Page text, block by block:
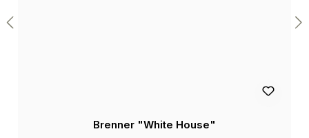
Brenner "White House"